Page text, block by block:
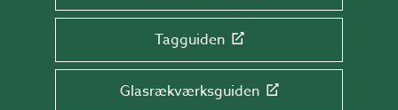
Tagguiden
Glasrækværksguiden